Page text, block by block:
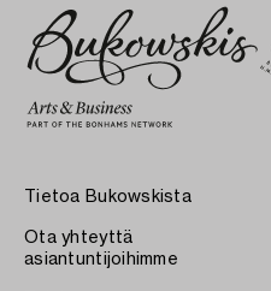
Tietoa Bukowskista
Ota yhteyttä
asiantuntijoihimme